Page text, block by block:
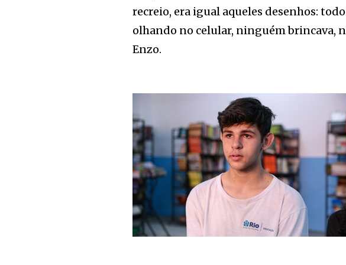
recreio, era igual aqueles desenhos:
olhando no celular, ninguém brincava,
Enzo.